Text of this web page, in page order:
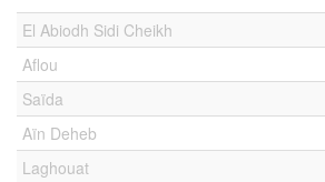
El Abiodh Sidi Cheikh
Aflou
Saïda
Aïn Deheb
Laghouat